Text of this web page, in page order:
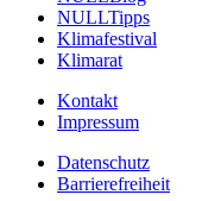
NULLTipps
Klimafestival
Klimarat
Kontakt
Impressum
Datenschutz
Barrierefreiheit